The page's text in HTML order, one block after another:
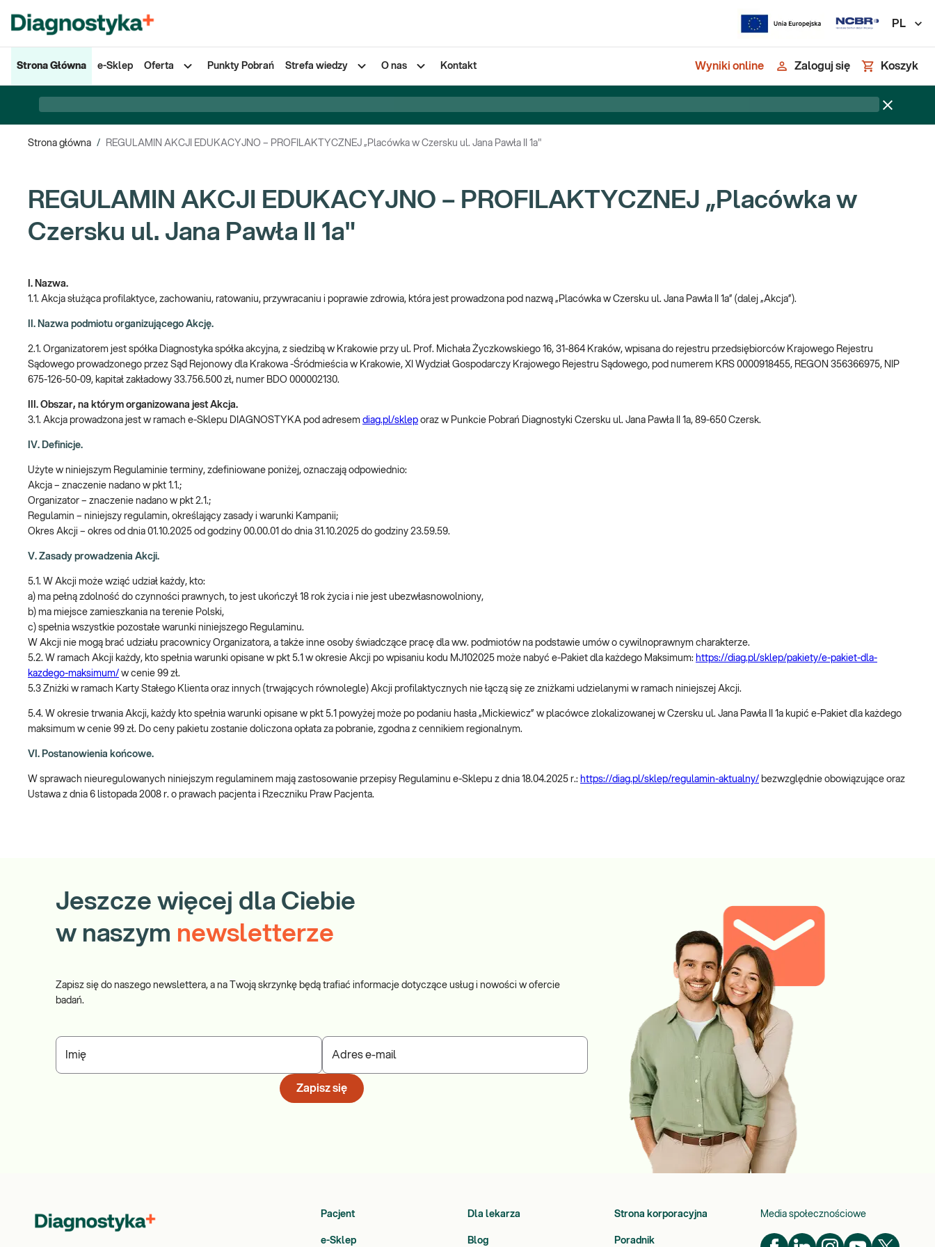
PL
Strona Główna e-Sklep Oferta Punkty Pobrań Strefa wiedzy O nas Kontakt Wyniki online Zaloguj się Koszyk
Strona główna / REGULAMIN AKCJI EDUKACYJNO – PROFILAKTYCZNEJ „Placówka w Czersku ul. Jana Pawła II 1a"
REGULAMIN AKCJI EDUKACYJNO – PROFILAKTYCZNEJ „Placówka w
Czersku ul. Jana Pawła II 1a"
I. Nazwa.
1.1. Akcja służąca profilaktyce, zachowaniu, ratowaniu, przywracaniu i poprawie zdrowia, która jest prowadzona pod nazwą „Placówka w Czersku ul. Jana Pawła II 1a” (dalej „Akcja”).
II. Nazwa podmiotu organizującego Akcję.
2.1. Organizatorem jest spółka Diagnostyka spółka akcyjna, z siedzibą w Krakowie przy ul. Prof. Michała Życzkowskiego 16, 31-864 Kraków, wpisana do rejestru przedsiębiorców Krajowego Rejestru
Sądowego prowadzonego przez Sąd Rejonowy dla Krakowa -Śródmieścia w Krakowie, XI Wydział Gospodarczy Krajowego Rejestru Sądowego, pod numerem KRS 0000918455, REGON 356366975, NIP
675-126-50-09, kapitał zakładowy 33.756.500 zł, numer BDO 000002130.
III. Obszar, na którym organizowana jest Akcja.
3.1. Akcja prowadzona jest w ramach e-Sklepu DIAGNOSTYKA pod adresem diag.pl/sklep oraz w Punkcie Pobrań Diagnostyki Czersku ul. Jana Pawła II 1a, 89-650 Czersk.
IV. Definicje.
Użyte w niniejszym Regulaminie terminy, zdefiniowane poniżej, oznaczają odpowiednio:
Akcja – znaczenie nadano w pkt 1.1.;
Organizator – znaczenie nadano w pkt 2.1.;
Regulamin – niniejszy regulamin, określający zasady i warunki Kampanii;
Okres Akcji – okres od dnia 01.10.2025 od godziny 00.00.01 do dnia 31.10.2025 do godziny 23.59.59.
V. Zasady prowadzenia Akcji.
5.1. W Akcji może wziąć udział każdy, kto:
a) ma pełną zdolność do czynności prawnych, to jest ukończył 18 rok życia i nie jest ubezwłasnowolniony,
b) ma miejsce zamieszkania na terenie Polski,
c) spełnia wszystkie pozostałe warunki niniejszego Regulaminu.
W Akcji nie mogą brać udziału pracownicy Organizatora, a także inne osoby świadczące pracę dla ww. podmiotów na podstawie umów o cywilnoprawnym charakterze.
5.2. W ramach Akcji każdy, kto spełnia warunki opisane w pkt 5.1 w okresie Akcji po wpisaniu kodu MJ102025 może nabyć e-Pakiet dla każdego Maksimum: https://diag.pl/sklep/pakiety/e-pakiet-dla-
kazdego-maksimum/ w cenie 99 zł.
5.3 Zniżki w ramach Karty Stałego Klienta oraz innych (trwających równolegle) Akcji profilaktycznych nie łączą się ze zniżkami udzielanymi w ramach niniejszej Akcji.
5.4. W okresie trwania Akcji, każdy kto spełnia warunki opisane w pkt 5.1 powyżej może po podaniu hasła „Mickiewicz” w placówce zlokalizowanej w Czersku ul. Jana Pawła II 1a kupić e-Pakiet dla każdego
maksimum w cenie 99 zł. Do ceny pakietu zostanie doliczona opłata za pobranie, zgodna z cennikiem regionalnym.
VI. Postanowienia końcowe.
W sprawach nieuregulowanych niniejszym regulaminem mają zastosowanie przepisy Regulaminu e-Sklepu z dnia 18.04.2025 r.: https://diag.pl/sklep/regulamin-aktualny/ bezwzględnie obowiązujące oraz
Ustawa z dnia 6 listopada 2008 r. o prawach pacjenta i Rzeczniku Praw Pacjenta.
Jeszcze więcej dla Ciebie
w naszym newsletterze
Zapisz się do naszego newslettera, a na Twoją skrzynkę będą trafiać informacje dotyczące usług i nowości w ofercie
badań.
Imię Adres e-mail
Zapisz się
Pacjent Dla lekarza Strona korporacyjna
e-Sklep Blog Poradnik
Media społecznościowe